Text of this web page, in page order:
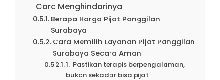
Cara Menghindarinya
Berapa Harga Pijat Panggilan
Surabaya
Cara Memilih Layanan Pijat Panggilan
Surabaya Secara Aman
1. Pastikan terapis berpengalaman,
bukan sekadar bisa pijat